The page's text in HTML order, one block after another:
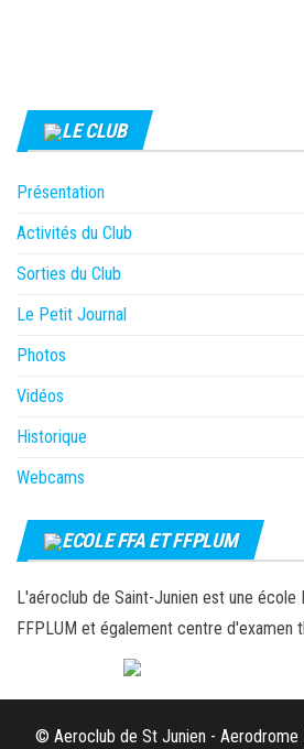
LE CLUB
Présentation
Activités du Club
Sorties du Club
Le Petit Journal
Photos
Vidéos
Historique
Webcams
ECOLE FFA ET FFPLUM
L'aéroclub de Saint-Junien est une école
FFPLUM et également centre d'examen
© Aeroclub de St Junien - Aerodrome